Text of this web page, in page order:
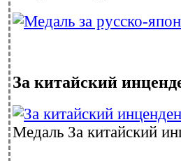
За китайский
Медаль За китайский